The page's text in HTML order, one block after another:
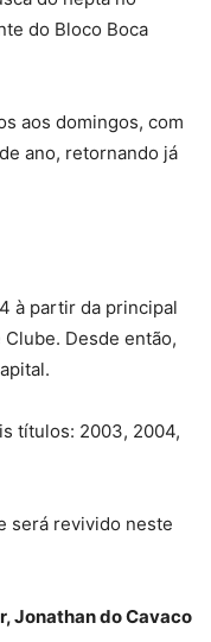
do Bloco Boca
aos domingos, com
ano, retornando já
à partir da principal
Desde então,
títulos: 2003, 2004,
será revivido neste
Jonathan do Cavaco